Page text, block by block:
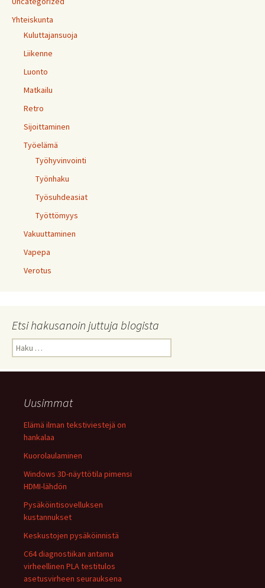
Yhteiskunta
Kuluttajansuoja
Liikenne
Luonto
Matkailu
Retro
Sijoittaminen
Työelämä
Työhyvinvointi
Työnhaku
Työsuhdeasiat
Työttömyys
Vakuuttaminen
Vapepa
Verotus
Etsi hakusanoin juttuja blogista
Haku:
Uusimmat
Elämä ilman tekstiviestejä on
hankalaa
Kuorolaulaminen
Windows 3D-näyttötila pimensi
HDMI-lähdön
Pysäköintisovelluksen
kustannukset
Keskustojen pysäköinnistä
C64 diagnostiikan antama
virheellinen PLA testitulos
asetusvirheen seurauksena